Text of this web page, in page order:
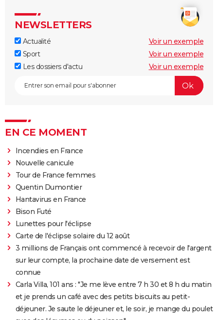
NEWSLETTERS
Actualité
Voir un exemple
Sport
Voir un exemple
Les dossiers d'actu
Voir un exemple
EN CE MOMENT
Incendies en France
Nouvelle canicule
Tour de France femmes
Quentin Dumontier
Hantavirus en France
Bison Futé
Lunettes pour l'éclipse
Carte de l'éclipse solaire du 12 août
3 millions de Français ont commencé à recevoir de l'argent
sur leur compte, la prochaine date de versement est
connue
Carla Villa, 101 ans : "Je me lève entre 7 h 30 et 8 h du matin
et je prends un café avec des petits biscuits au petit-
déjeuner. Je saute le déjeuner et, le soir, je mange du poulet